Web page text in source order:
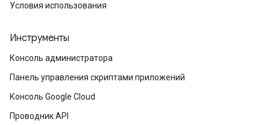
Условия использования
Инструменты
Консоль администратора
Панель управления скриптами приложений
Консоль Google Cloud
Проводник API